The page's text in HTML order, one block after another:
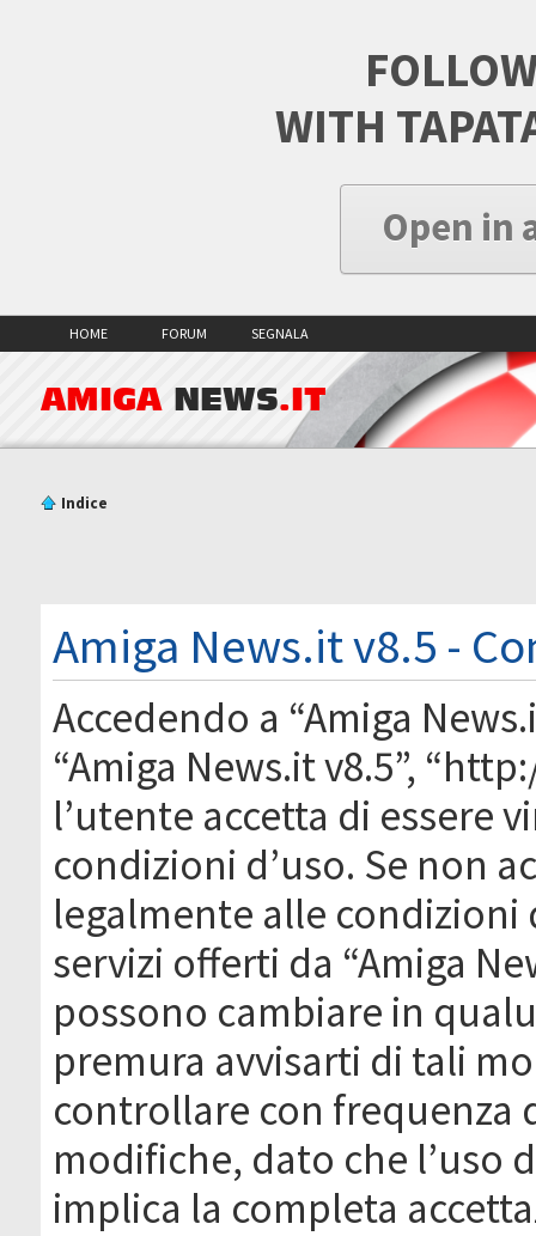
WITH
Open in
HOME FORUM SEGNALA
AMIGA NEWS.IT
Indice
Amiga News.it v8.5 -
Accedendo a “Amiga
“Amiga News.it v8.5”,
l’utente accetta di essere
condizioni d’uso. Se non
legalmente alle condizioni
servizi offerti da “Amiga
possono cambiare in
premura avvisarti di tali
controllare con frequenza
modifiche, dato che l’uso
implica la completa